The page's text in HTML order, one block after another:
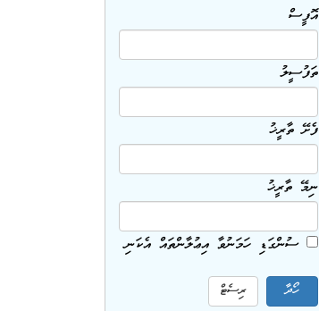
އޮފީސް
ތަފުސީލު
ފެށޭ ތާރީޚު
ނިމޭ ތާރީޚު
ސުންގަޑި ހަމަނުވާ އިޢުލާންތައް އެކަނި